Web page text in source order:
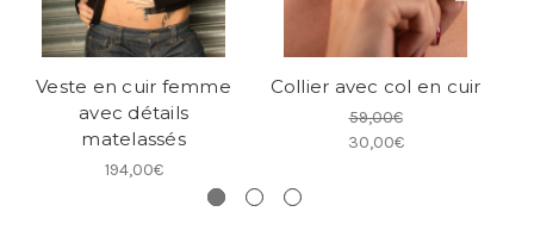
Veste en cuir femme
avec détails
matelassés
194,00€
Collier avec col en cuir
59,00€
30,00€